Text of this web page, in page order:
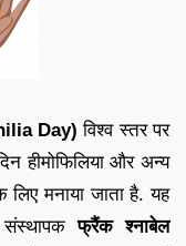
Day) विश्व स्तर पर
हीमोफिलिया और अन्य
लिए मनाया जाता है. यह
संस्थापकफ्रैंक श्नाबेल